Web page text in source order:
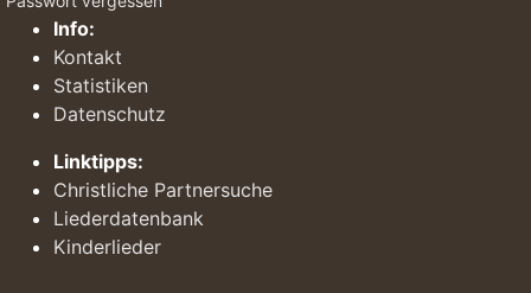
Info:
Kontakt
Statistiken
Datenschutz
Linktipps:
Christliche Partnersuche
Liederdatenbank
Kinderlieder